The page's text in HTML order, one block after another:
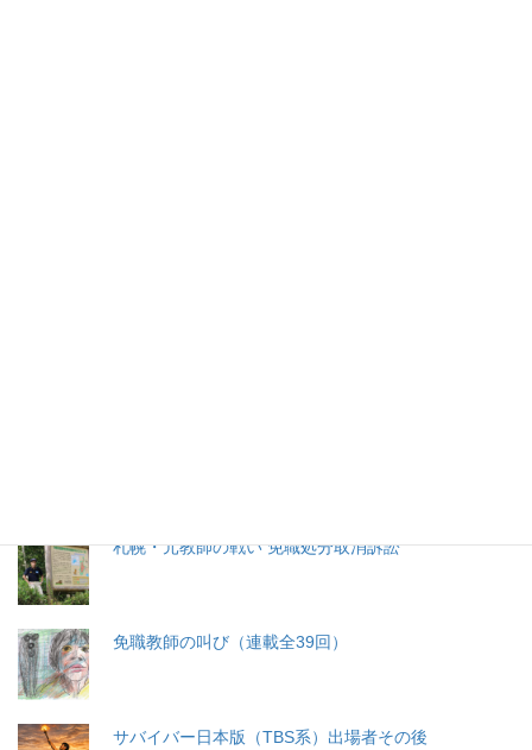
札幌・元教師の戦い 免職処分取消訴訟
免職教師の叫び（連載全39回）
サバイバー日本版（TBS系）出場者その後